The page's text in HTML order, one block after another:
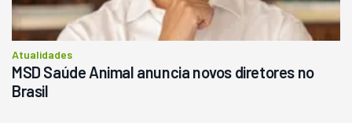
Atualidades
MSD Saúde Animal anuncia novos diretores no
Brasil